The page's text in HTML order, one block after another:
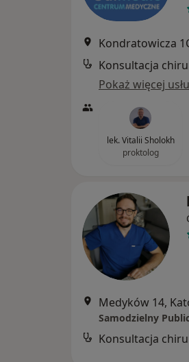
Kondratowicza
Konsultacja
Pokaż więcej
lek. Vitalii Sholokh
proktolog
Medyków 14,
Konsultacja